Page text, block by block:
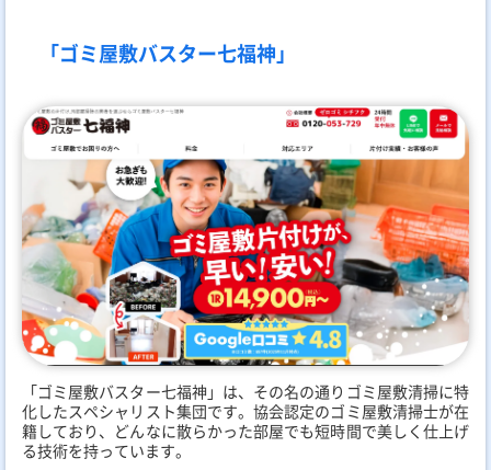
「ゴミ屋敷バスター七福神」
「ゴミ屋敷バスター七福神」は、その名の通りゴミ屋敷清掃に特
化したスペシャリスト集団です。協会認定のゴミ屋敷清掃士が在
籍しており、どんなに散らかった部屋でも短時間で美しく仕上げ
る技術を持っています。